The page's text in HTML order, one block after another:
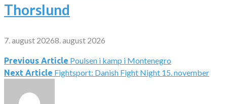
Thorslund
7. august 20268. august 2026
Indlægsnavigation
Previous Article Poulsen i kamp i Montenegro
Next Article Fightsport: Danish Fight Night 15. november